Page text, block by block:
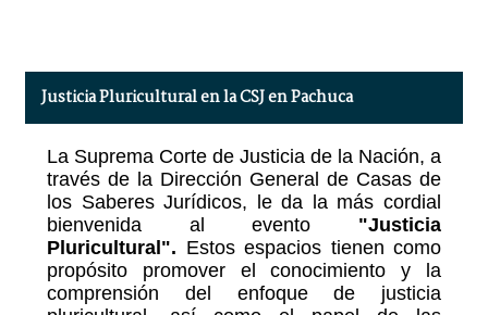
Justicia Pluricultural en la CSJ en Pachuca
La Suprema Corte de Justicia de la Nación, a
través de la Dirección General de Casas de
los Saberes Jurídicos, le da la más cordial
bienvenida al evento "Justicia
Pluricultural". Estos espacios tienen como
propósito promover el conocimiento y la
comprensión del enfoque de justicia